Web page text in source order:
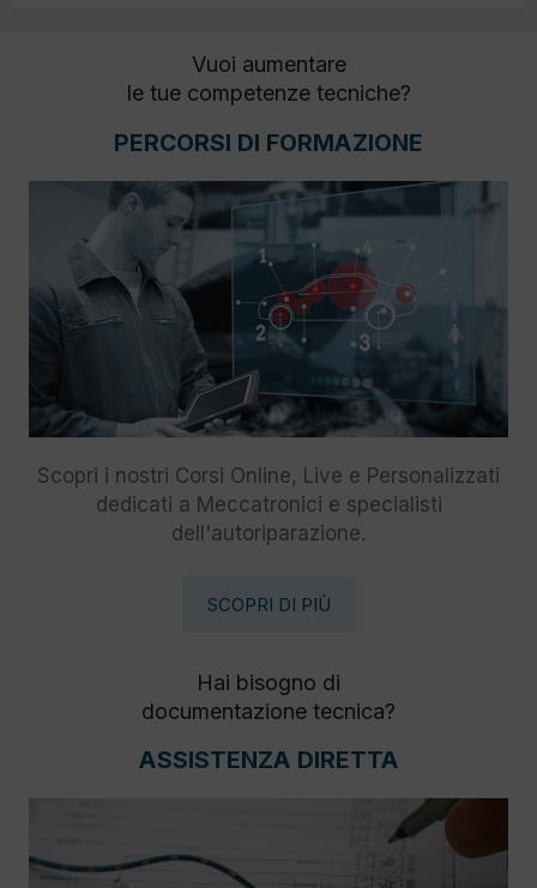
Vuoi aumentare
le tue competenze tecniche?
PERCORSI DI FORMAZIONE
Scopri i nostri Corsi Online, Live e Personalizzati
dedicati a Meccatronici e specialisti
dell'autoriparazione.
SCOPRI DI PIÙ
Hai bisogno di
documentazione tecnica?
ASSISTENZA DIRETTA